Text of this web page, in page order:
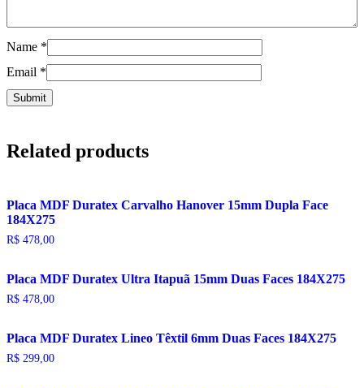
Name *
Email *
Related products
Placa MDF Duratex Carvalho Hanover 15mm Dupla Face
184X275
R$ 478,00
Placa MDF Duratex Ultra Itapuã 15mm Duas Faces 184X275
R$ 478,00
Placa MDF Duratex Lineo Têxtil 6mm Duas Faces 184X275
R$ 299,00